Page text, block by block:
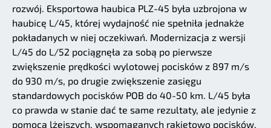
rozwój. Eksportowa haubica PLZ-45 była uzbrojona w
haubicę L/45, której wydajność nie spełniła jednakże
pokładanych w niej oczekiwań. Modernizacja z wersji
L/45 do L/52 pociągnęła za sobą po pierwsze
zwiększenie prędkości wylotowej pocisków z 897 m/s
do 930 m/s, po drugie zwiększenie zasięgu
standardowych pocisków POB do 40-50 km. L/45 była
co prawda w stanie dać te same rezultaty, ale jedynie z
pomocą lżejszych, wspomaganych rakietowo pocisków,